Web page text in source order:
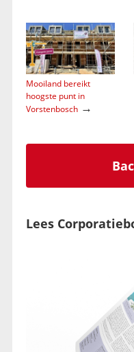
Mooiland bereikt
hoogste punt in
Vorstenbosch→
Lees